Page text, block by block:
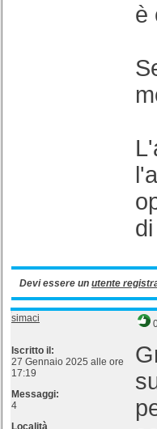
è
Devi essere un utente
simaci
Iscritto il:
27 Gennaio 2025 alle ore
17:19
Messaggi:
4
Località